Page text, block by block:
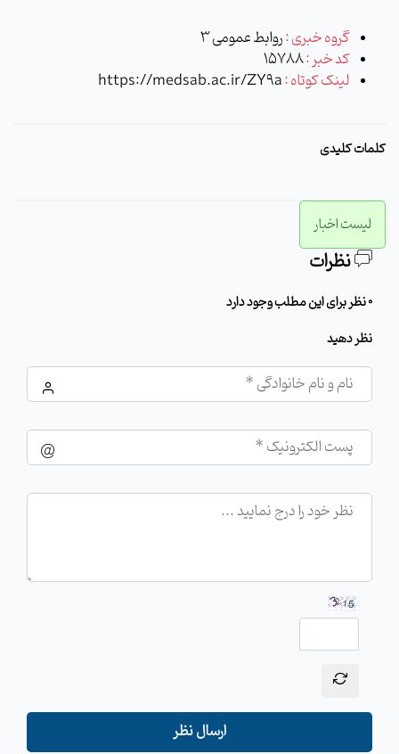
گروه خبری :روابط عمومی 3
کد خبر :15788
لینک کوتاه :https://medsab.ac.ir/ZY9a
کلمات کلیدی
لیست اخبار
نظرات
0 نظر برای این مطلب وجود دارد
نظر دهید
ارسال نظر